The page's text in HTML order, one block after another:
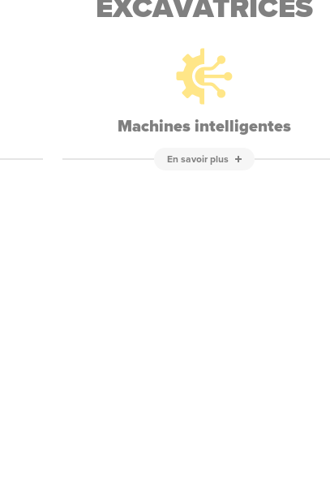
Machines intelligentes
En savoir plus